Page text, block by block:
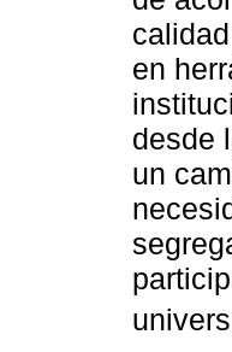
en
desde
un